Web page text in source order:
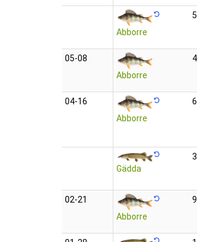
Abborre
05‑08
Abborre
04‑16
Abborre
Gädda
02‑21
Abborre